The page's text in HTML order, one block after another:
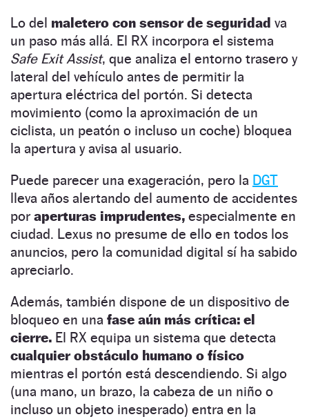
Lo del maletero con sensor de seguridad va
un paso más allá. El RX incorpora el sistema
Safe Exit Assist, que analiza el entorno trasero y
lateral del vehículo antes de permitir la
apertura eléctrica del portón. Si detecta
movimiento (como la aproximación de un
ciclista, un peatón o incluso un coche) bloquea
la apertura y avisa al usuario.
Puede parecer una exageración, pero la DGT
lleva años alertando del aumento de accidentes
por aperturas imprudentes, especialmente en
ciudad. Lexus no presume de ello en todos los
anuncios, pero la comunidad digital sí ha sabido
apreciarlo.
Además, también dispone de un dispositivo de
bloqueo en una fase aún más crítica: el
cierre. El RX equipa un sistema que detecta
cualquier obstáculo humano o físico
mientras el portón está descendiendo. Si algo
(una mano, un brazo, la cabeza de un niño o
incluso un objeto inesperado) entra en la